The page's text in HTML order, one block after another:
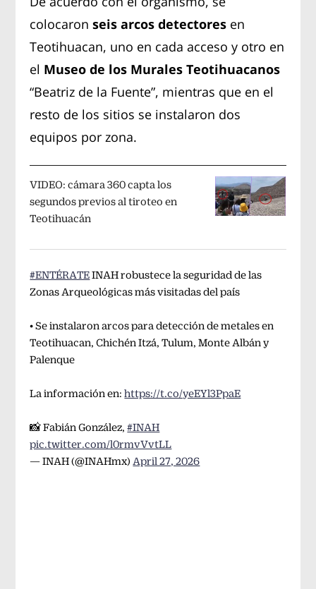
colocaronseis arcos detectores en
Teotihuacan, uno en cada acceso y otro en
el Museo de los Murales Teotihuacanos
“Beatriz de la Fuente”, mientras que en el
resto de los sitios se instalaron dos
equipos por zona.
VIDEO: cámara 360 capta los
segundos previos al tiroteo en
Teotihuacán
#ENTÉRATEINAH robustece la seguridad de las
Zonas Arqueológicas más visitadas del país
• Se instalaron arcos para detección de metales en
Teotihuacan, Chichén Itzá, Tulum, Monte Albán y
Palenque
La información en:https://t.co/yeEYl3PpaE
📸 Fabián González,#INAH
pic.twitter.com/l0rmvVvtLL
— INAH (@INAHmx) April 27, 2026